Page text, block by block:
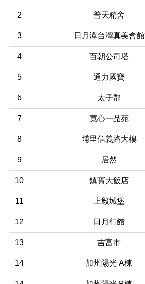
2 普天精舍
3 日月潭台灣真美會館
4 百朝公司塔
5 通力國寶
6 太子郡
7 寬心一品苑
8 埔里信義路大樓
9 居然
10 鎮寶大飯店
11 上毅城堡
12 日月行館
13 吉富市
14 加州陽光 A棟